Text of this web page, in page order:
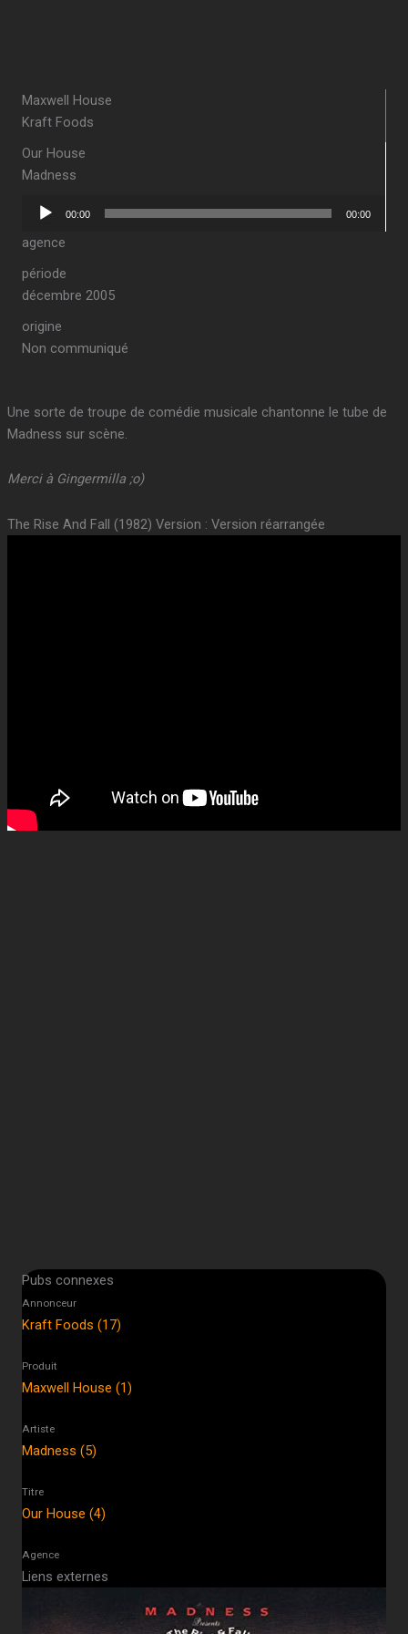
Maxwell House
Kraft Foods
Our House
Madness
Lecteur
00:00 00:00
agence
période
décembre 2005
origine
Non communiqué
Une sorte de troupe de comédie musicale chantonne le tube de
Madness sur scène.
Merci à Gingermilla ;o)
The Rise And Fall (1982) Version : Version réarrangée
Pubs connexes
Annonceur
Kraft Foods (17)
Produit
Maxwell House (1)
Artiste
Madness (5)
Titre
Our House (4)
Agence
Liens externes